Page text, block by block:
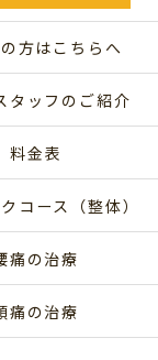
方はこちらへ
タッフのご紹介
料金表
コース（整体）
痛の治療
痛の治療